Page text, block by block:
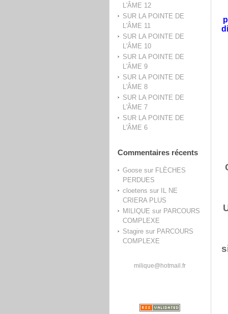
L'ÂME 12
SUR LA POINTE DE
L'ÂME 11
SUR LA POINTE DE
L'ÂME 10
SUR LA POINTE DE
L'ÂME 9
SUR LA POINTE DE
L'ÂME 8
SUR LA POINTE DE
L'ÂME 7
SUR LA POINTE DE
L'ÂME 6
Commentaires récents
Goosesur FLÈCHES
PERDUES
cloetens sur
IL NE
CRIERA PLUS
MILIQUE sur PARCOURS
COMPLEXE
Stagiresur PARCOURS
COMPLEXE
milique@hotmail.fr